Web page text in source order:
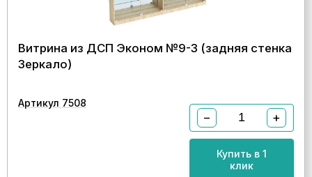
Витрина из ДСП Эконом №9-3 (задняя стенка
Зеркало)
Артикул 7508
− +
Купить в 1
клик